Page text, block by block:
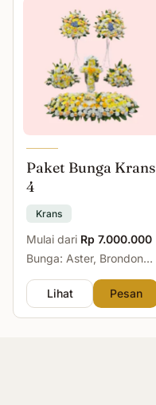
Paket Bunga Krans
4
Krans
Mulai dari Rp 7.000.000
Bunga: Aster, Brondong,
Lihat
Pesan